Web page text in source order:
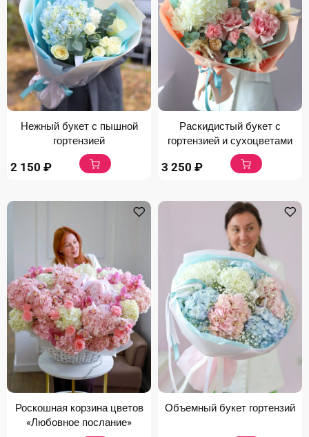
Нежный букет с пышной
гортензией
2 150 ₽
Раскидистый букет с
гортензией и сухоцветами
3 250 ₽
Роскошная корзина цветов
«Любовное послание»
Объемный букет гортензий